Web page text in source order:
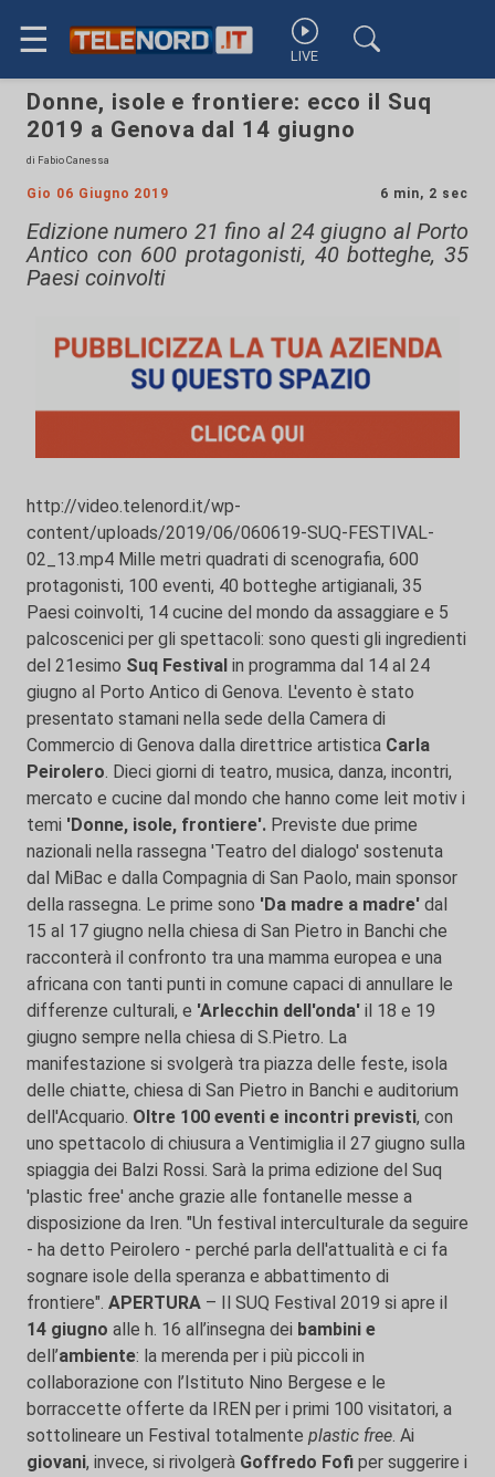
☰ LIVE
Donne, isole e frontiere: ecco il Suq
2019 a Genova dal 14 giugno
di Fabio Canessa
Gio 06 Giugno 2019 6 min, 2 sec
Edizione numero 21 fino al 24 giugno al Porto
Antico con 600 protagonisti, 40 botteghe, 35
Paesi coinvolti
http://video.telenord.it/wp-
content/uploads/2019/06/060619-SUQ-FESTIVAL-
02_13.mp4 Mille metri quadrati di scenografia, 600
protagonisti, 100 eventi, 40 botteghe artigianali, 35
Paesi coinvolti, 14 cucine del mondo da assaggiare e 5
palcoscenici per gli spettacoli: sono questi gli ingredienti
del 21esimo Suq Festival in programma dal 14 al 24
giugno al Porto Antico di Genova. L'evento è stato
presentato stamani nella sede della Camera di
Commercio di Genova dalla direttrice artistica Carla
Peirolero. Dieci giorni di teatro, musica, danza, incontri,
mercato e cucine dal mondo che hanno come leit motiv i
temi 'Donne, isole, frontiere'. Previste due prime
nazionali nella rassegna 'Teatro del dialogo' sostenuta
dal MiBac e dalla Compagnia di San Paolo, main sponsor
della rassegna. Le prime sono 'Da madre a madre' dal
15 al 17 giugno nella chiesa di San Pietro in Banchi che
racconterà il confronto tra una mamma europea e una
africana con tanti punti in comune capaci di annullare le
differenze culturali, e 'Arlecchin dell'onda' il 18 e 19
giugno sempre nella chiesa di S.Pietro. La
manifestazione si svolgerà tra piazza delle feste, isola
delle chiatte, chiesa di San Pietro in Banchi e auditorium
dell'Acquario. Oltre 100 eventi e incontri previsti, con
uno spettacolo di chiusura a Ventimiglia il 27 giugno sulla
spiaggia dei Balzi Rossi. Sarà la prima edizione del Suq
'plastic free' anche grazie alle fontanelle messe a
disposizione da Iren. "Un festival interculturale da seguire
- ha detto Peirolero - perché parla dell'attualità e ci fa
sognare isole della speranza e abbattimento di
frontiere". APERTURA – Il SUQ Festival 2019 si apre il
14 giugno alle h. 16 all’insegna dei bambini e
dell’ambiente: la merenda per i più piccoli in
collaborazione con l’Istituto Nino Bergese e le
borraccette offerte da IREN per i primi 100 visitatori, a
sottolineare un Festival totalmente plastic free. Ai
giovani, invece, si rivolgerà Goffredo Fofi per suggerire i